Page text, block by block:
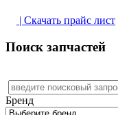
| Скачать прайс лист
Поиск запчастей
Бренд